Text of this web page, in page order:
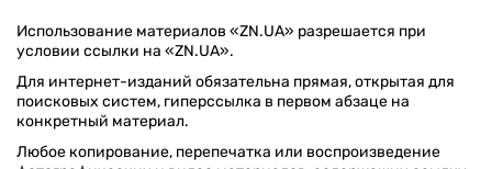
Использование материалов «ZN.UA» разрешается при
условии ссылки на «ZN.UA».
Для интернет-изданий обязательна прямая, открытая для
поисковых систем, гиперссылка в первом абзаце на
конкретный материал.
Любое копирование, перепечатка или воспроизведение